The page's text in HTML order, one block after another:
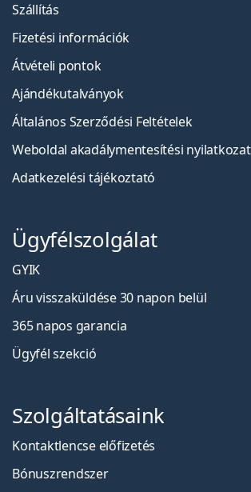
Szállítás
Fizetési információk
Átvételi pontok
Ajándékutalványok
Általános Szerződési Feltételek
Weboldal akadálymentesítési nyilatkozat
Adatkezelési tájékoztató
Ügyfélszolgálat
GYIK
Áru visszaküldése 30 napon belül
365 napos garancia
Ügyfél szekció
Szolgáltatásaink
Kontaktlencse előfizetés
Bónuszrendszer